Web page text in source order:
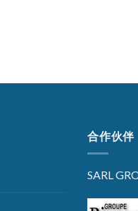
合作伙伴
SARL